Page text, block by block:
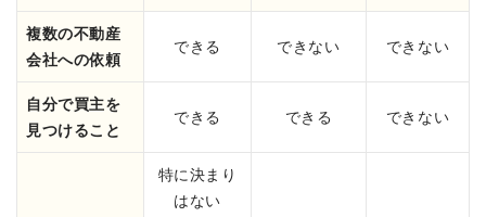
複数の不動産
会社への依頼
できる できない できない
自分で買主を
見つけること
できる できる できない
特に決まり
はない